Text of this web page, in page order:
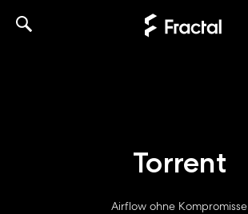
Torrent
Airflow ohne Kompromisse